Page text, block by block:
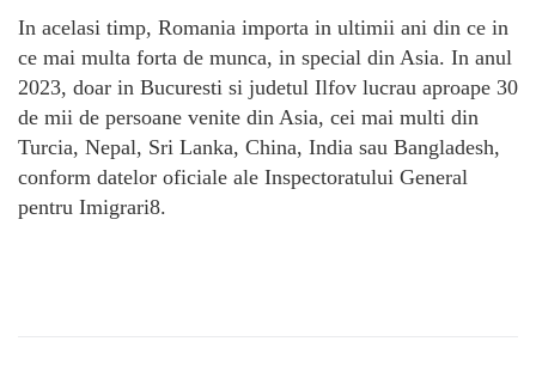
In acelasi timp, Romania importa in ultimii ani din ce in
ce mai multa forta de munca, in special din Asia. In anul
2023, doar in Bucuresti si judetul Ilfov lucrau aproape 30
de mii de persoane venite din Asia, cei mai multi din
Turcia, Nepal, Sri Lanka, China, India sau Bangladesh,
conform datelor oficiale ale Inspectoratului General
pentru Imigrari8.